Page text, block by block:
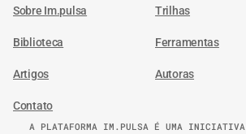
Sobre Im.pulsa Trilhas
Biblioteca Ferramentas
Artigos Autoras
Contato
A PLATAFORMA IM.PULSA É UMA INICIATIVA